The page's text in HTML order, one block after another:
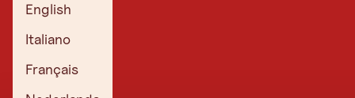
English
Italiano
Français